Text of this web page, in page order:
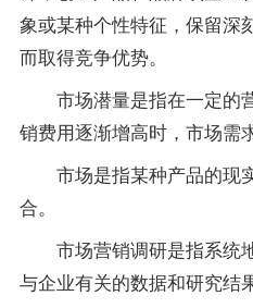
象或某种个性特征，保留深
而取得竞争优势。
市场潜量是指在一定的
销费用逐渐增高时，市场需
市场是指某种产品的现
合。
市场营销调研是指系统
与企业有关的数据和研究结果